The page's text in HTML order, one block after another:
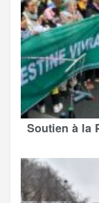
Soutien à la